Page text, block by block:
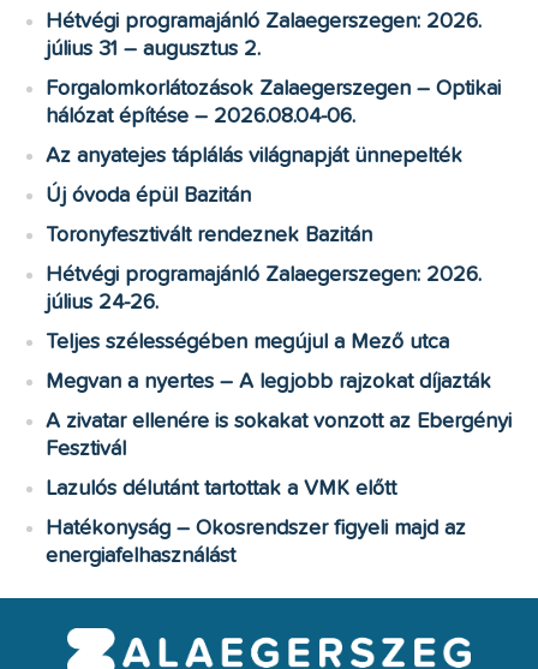
Hétvégi programajánló Zalaegerszegen: 2026.
július 31 – augusztus 2.
Forgalomkorlátozások Zalaegerszegen – Optikai
hálózat építése – 2026.08.04-06.
Az anyatejes táplálás világnapját ünnepelték
Új óvoda épül Bazitán
Toronyfesztivált rendeznek Bazitán
Hétvégi programajánló Zalaegerszegen: 2026.
július 24-26.
Teljes szélességében megújul a Mező utca
Megvan a nyertes – A legjobb rajzokat díjazták
A zivatar ellenére is sokakat vonzott az Ebergényi
Fesztivál
Lazulós délutánt tartottak a VMK előtt
Hatékonyság – Okosrendszer figyeli majd az
energiafelhasználást